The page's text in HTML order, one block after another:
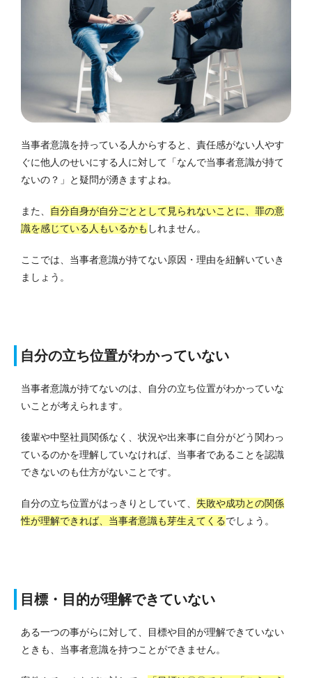
当事者意識を持っている人からすると、責任感がない人やす
ぐに他人のせいにする人に対して「なんで当事者意識が持て
ないの？」と疑問が湧きますよね。
また、
自分自身が自分ごととして見られないことに、罪の意
識を感じている人もいるかも しれません。
ここでは、当事者意識が持てない原因・理由を紐解いていき
ましょう。
自分の立ち位置がわかっていない
当事者意識が持てないのは、自分の立ち位置がわかっていな
いことが考えられます。
後輩や中堅社員関係なく、状況や出来事に自分がどう関わっ
ているのかを理解していなければ、当事者であることを認識
できないのも仕方がないことです。
自分の立ち位置がはっきりとしていて、 失敗や成功との関係
性が理解できれば、当事者意識も芽生えてくるでしょう。
目標・目的が理解できていない
ある一つの事がらに対して、目標や目的が理解できていない
ときも、当事者意識を持つことができません。